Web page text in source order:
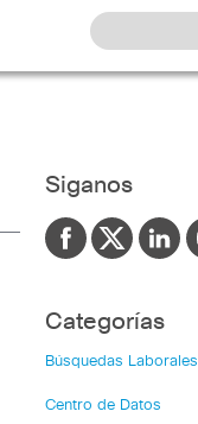
Siganos
Categorías
Búsquedas Laborales
Centro de Datos